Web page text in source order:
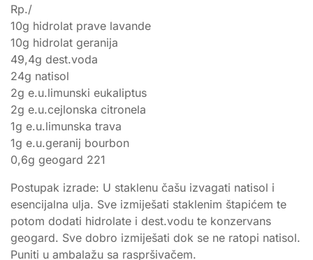
Rp./
10g hidrolat prave lavande
10g hidrolat geranija
49,4g dest.voda
24g natisol
2g e.u.limunski eukaliptus
2g e.u.cejlonska citronela
1g e.u.limunska trava
1g e.u.geranij bourbon
0,6g geogard 221
Postupak izrade: U staklenu čašu izvagati natisol i
esencijalna ulja. Sve izmiješati staklenim štapićem te
potom dodati hidrolate i dest.vodu te konzervans
geogard. Sve dobro izmiješati dok se ne ratopi natisol.
Puniti u ambalažu sa raspršivačem.